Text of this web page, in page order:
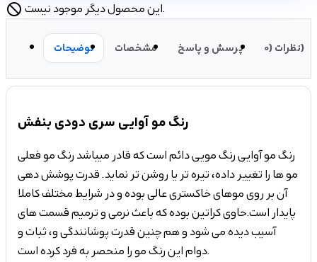
block این محصول دیگر موجود نیست.
توضیحات مشخصات پرسش و پاسخ نظرات (0)
رنگ مو آوایی سری دودی بنفش
رنگ مو آوایی رنگ مویی دائم است که قادر میباشد رنگ مو فعلی
مو ها را تغییر داده، تیره تر یا روشن تر نماید. قدرت پوشش دهی
آن بر روی موهای خاکستری عالی بوده و در شرایط مختلف کاملا
پایدار است.حاوی کراتین بوده که باعث نرمی و ترمیم قسمت های
آسیب دیده می شود و هم چنین قدرت پوشانندگی و، ثبات و
دوام این رنگ مو را منحصر به فرد کرده است.